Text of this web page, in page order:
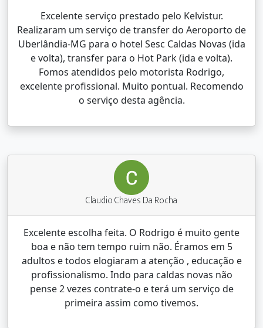
Excelente serviço prestado pelo Kelvistur.
Realizaram um serviço de transfer do Aeroporto de
Uberlândia-MG para o hotel Sesc Caldas Novas (ida
e volta), transfer para o Hot Park (ida e volta).
Fomos atendidos pelo motorista Rodrigo,
excelente profissional. Muito pontual. Recomendo
o serviço desta agência.
Claudio Chaves Da Rocha
Excelente escolha feita. O Rodrigo é muito gente
boa e não tem tempo ruim não. Éramos em 5
adultos e todos elogiaram a atenção , educação e
profissionalismo. Indo para caldas novas não
pense 2 vezes contrate-o e terá um serviço de
primeira assim como tivemos.